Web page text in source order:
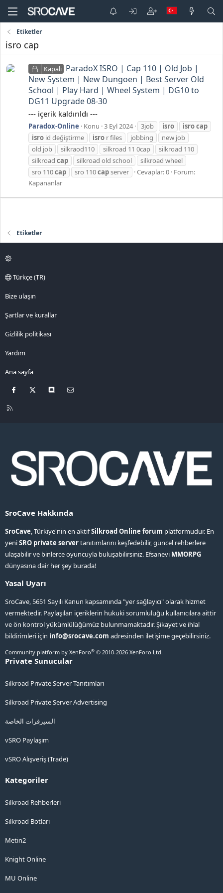
Etiketler
isro cap
Kapalı ParadoX ISRO | Cap 110 | Old Job |
New System | New Dungoen | Best Server Old
School | Play Hard | Wheel System | DG10 to
DG11 Upgrade 08-30
--- içerik kaldırıldı ---
Paradox-Online Konu 3 Eyl 2024 3job isro isrocap
isro id değiştirme isro r files jobbing
new job
old job
silkraod110 silkroad 11 0cap
silkroad 110
silkroad cap silkroad old school
silkroad wheel
sro 110cap sro 110capserver Cevaplar: 0 Forum:
Kapananlar
Etiketler
Türkçe (TR)
Bize ulaşın
Şartlar ve kurallar
Gizlilik politikası
Yardım
Ana sayfa
Facebook Discord
R
SroCave Hakkında
SroCave, Türkiye'nin en aktifSilkroad Online forum platformudur. En
yeniSRO private servertanıtımlarını keşfedebilir, güncel rehberlere
ulaşabilir ve binlerce oyuncuyla buluşabilirsiniz. Efsanevi MMORPG
dünyasına dair her şey burada!
Yasal Uyarı
SroCave, 5651 Sayılı Kanun kapsamında "yer sağlayıcı" olarak hizmet
vermektedir. Paylaşılan içeriklerin hukuki sorumluluğu kullanıcılara aittir
ve ön kontrol yükümlülüğümüz bulunmamaktadır. Şikayet ve ihlal
bildirimleri için info@srocave.com adresinden iletişime geçebilirsiniz.
Community platform by XenForo® © 2010-2026 XenForo Ltd.
Private Sunucular
Silkroad Private Server Tanıtımları
Silkroad Private Server Advertising
السيرفرات الخاصة
vSRO Paylaşım
vSRO Alışveriş (Trade)
Kategoriler
Silkroad Rehberleri
Silkroad Botları
Metin2
Knight Online
MU Online